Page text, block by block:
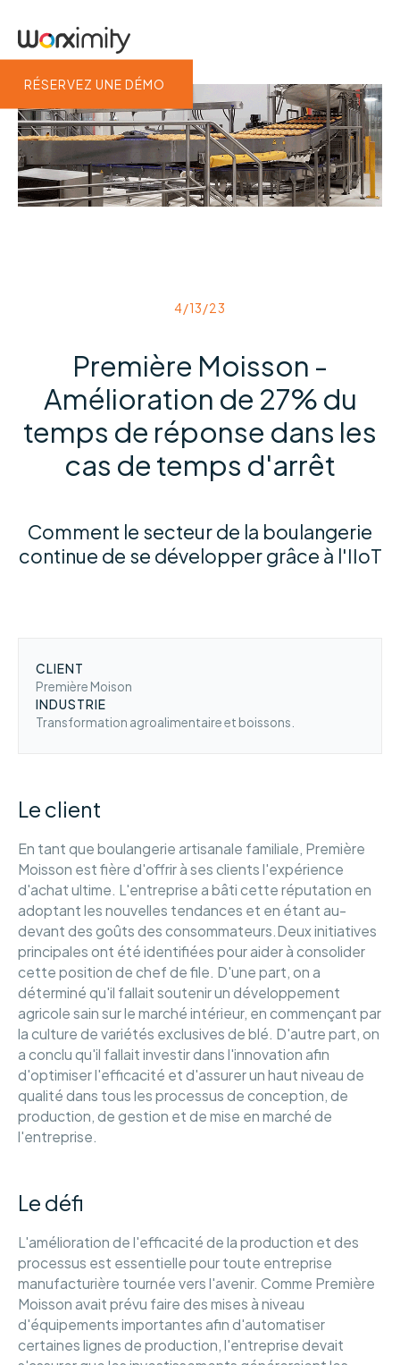
RÉSERVEZ UNE DÉMO
4/13/23
Première Moisson -
Amélioration de 27% du
temps de réponse dans les
cas de temps d'arrêt
Comment le secteur de la boulangerie
continue de se développer grâce à l'IIoT
CLIENT
Première Moison
INDUSTRIE
Transformation agroalimentaire et boissons.
Le client
En tant que boulangerie artisanale familiale, Première
Moisson est fière d'offrir à ses clients l'expérience
d'achat ultime. L'entreprise a bâti cette réputation en
adoptant les nouvelles tendances et en étant au-
devant des goûts des consommateurs.Deux initiatives
principales ont été identifiées pour aider à consolider
cette position de chef de file. D'une part, on a
déterminé qu'il fallait soutenir un développement
agricole sain sur le marché intérieur, en commençant par
la culture de variétés exclusives de blé. D'autre part, on
a conclu qu'il fallait investir dans l'innovation afin
d'optimiser l'efficacité et d'assurer un haut niveau de
qualité dans tous les processus de conception, de
production, de gestion et de mise en marché de
l'entreprise.
Le défi
L'amélioration de l'efficacité de la production et des
processus est essentielle pour toute entreprise
manufacturière tournée vers l'avenir. Comme Première
Moisson avait prévu faire des mises à niveau
d'équipements importantes afin d'automatiser
certaines lignes de production, l'entreprise devait